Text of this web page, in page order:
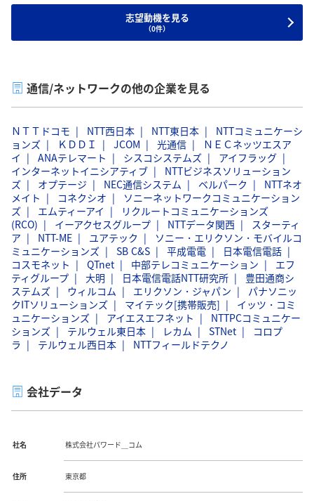
志望動機を見る
（0件）
通信/ネットワークの他の企業を見る
ＮＴＴドコモ NTT西日本 NTT東日本
NTTコミュニケーシ
ョンズ
ＫＤＤＩ JCOM 光通信
ＮＥＣネッツエスア
イ
ANAテレマート シスコシステムズ
アイフラッグ
インターネットイニシアティブ
NTTビジネスソリューション
ズ
オプテージ NEC通信システム ベルパーク
NTTネオ
メイト
コネクシオ
ソニーネットワークコミュニケーション
ズ
エムティーアイ
リクルートコミュニケーションズ
(RCO)
イーアクセスグループ NTTデータ関西
スターティ
ア
NTT-ME ユアテック
ソニー・エリクソン・モバイルコ
ミュニケーションズ
SB C&S 平成電電
日本電信電話
コスモネット
QTnet 中部テレコミュニケーション
エフ
ティグループ
大明 日本電信電話NTT研究所
豊田通商シ
ステムズ
ウィルコム エリクソン・ジャパン
パナソニッ
クITソリューションズ
マイテック[携帯販売]
イッツ・コミ
ュニケーションズ
アイエスエフネット
NTTPCコミュニケー
ションズ
テルウェル東日本 レカム STNet
コロプ
ラ
テルウェル西日本 NTTフィールドテクノ
会社データ
社名 株式会社パワード＿コム
住所 東京都